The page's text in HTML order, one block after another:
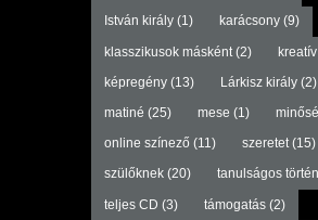
István király(1) karácsony(9)
klasszikusok másként(2) kreatív
képregény(13) Lárkisz király(2)
matiné (25) mese (1)
online színező (11) szeretet(15)
szülőknek(20) tanulságos
teljes CD (3) támogatás(2)